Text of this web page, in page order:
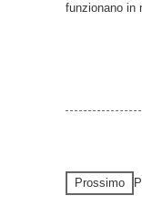
funzionano in
Prossimo